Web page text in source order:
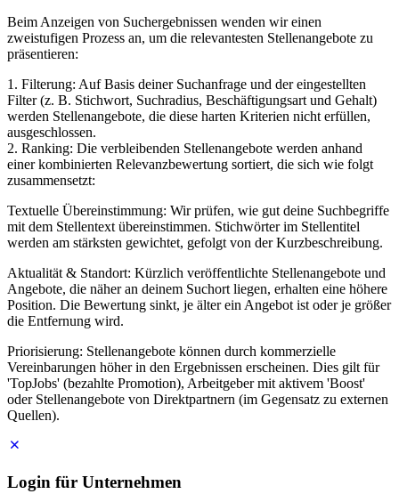
Beim Anzeigen von Suchergebnissen wenden wir einen
zweistufigen Prozess an, um die relevantesten Stellenangebote zu
präsentieren:
1. Filterung: Auf Basis deiner Suchanfrage und der eingestellten
Filter (z. B. Stichwort, Suchradius, Beschäftigungsart und Gehalt)
werden Stellenangebote, die diese harten Kriterien nicht erfüllen,
ausgeschlossen.
2. Ranking: Die verbleibenden Stellenangebote werden anhand
einer kombinierten Relevanzbewertung sortiert, die sich wie folgt
zusammensetzt:
Textuelle Übereinstimmung: Wir prüfen, wie gut deine Suchbegriffe
mit dem Stellentext übereinstimmen. Stichwörter im Stellentitel
werden am stärksten gewichtet, gefolgt von der Kurzbeschreibung.
Aktualität & Standort: Kürzlich veröffentlichte Stellenangebote und
Angebote, die näher an deinem Suchort liegen, erhalten eine höhere
Position. Die Bewertung sinkt, je älter ein Angebot ist oder je größer
die Entfernung wird.
Priorisierung: Stellenangebote können durch kommerzielle
Vereinbarungen höher in den Ergebnissen erscheinen. Dies gilt für
'TopJobs' (bezahlte Promotion), Arbeitgeber mit aktivem 'Boost'
oder Stellenangebote von Direktpartnern (im Gegensatz zu externen
Quellen).
Login für Unternehmen